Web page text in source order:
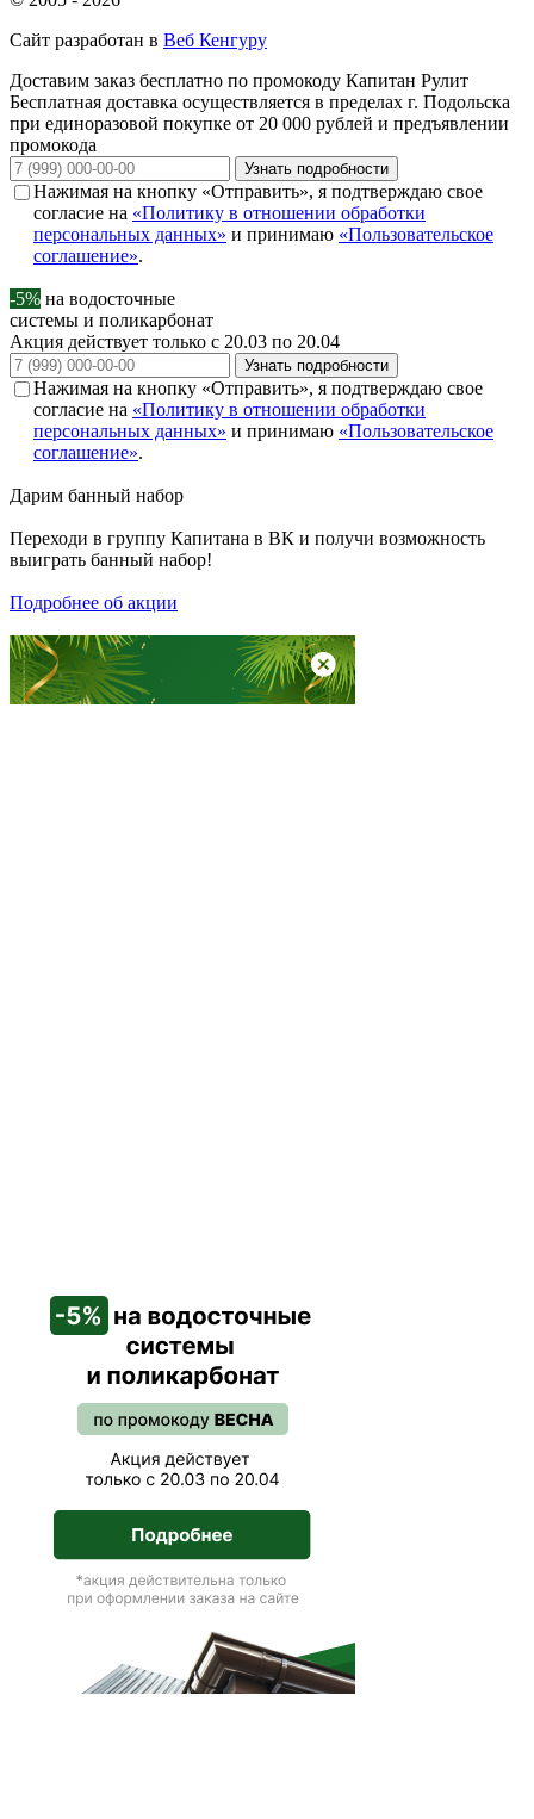
Сайт разработан в Веб Кенгуру
Доставим заказ бесплатно по промокоду Капитан Рулит
Бесплатная доставка осуществляется в пределах г. Подольска
при единоразовой покупке от 20 000 рублей и предъявлении
промокода
Узнать подробности
Нажимая на кнопку «Отправить», я подтверждаю свое
согласие на «Политику в отношении обработки
персональных данных» и принимаю «Пользовательское
соглашение».
-5% на водосточные
системы и поликарбонат
Акция действует только с 20.03 по 20.04
Узнать подробности
Нажимая на кнопку «Отправить», я подтверждаю свое
согласие на «Политику в отношении обработки
персональных данных» и принимаю «Пользовательское
соглашение».
Дарим банный набор
Переходи в группу Капитана в ВК и получи возможность
выиграть банный набор!
Подробнее об акции